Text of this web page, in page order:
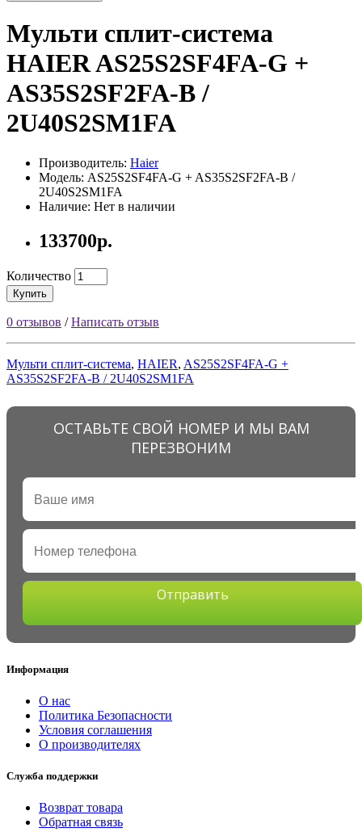
Mульти сплит-система
HAIER AS25S2SF4FA-G +
AS35S2SF2FA-B /
2U40S2SM1FA
Производитель: Haier
Модель: AS25S2SF4FA-G + AS35S2SF2FA-B /
2U40S2SM1FA
Наличие: Нет в наличии
133700р.
Количество
Купить
0 отзывов /Написать отзыв
Mульти сплит-система, HAIER, AS25S2SF4FA-G +
AS35S2SF2FA-B / 2U40S2SM1FA
ОСТАВЬТЕ СВОЙ НОМЕР И МЫ ВАМ
ПЕРЕЗВОНИМ
Отправить
Информация
О нас
Политика Безопасности
Условия соглашения
О производителях
Служба поддержки
Возврат товара
Обратная связь